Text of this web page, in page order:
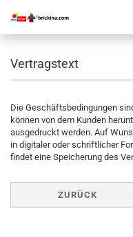
Vertragstext
Die Geschäftsbedingungen
können von dem Kunden
ausgedruckt werden. Auf
in digitaler oder schriftlicher
findet eine Speicherung des
ZURÜCK